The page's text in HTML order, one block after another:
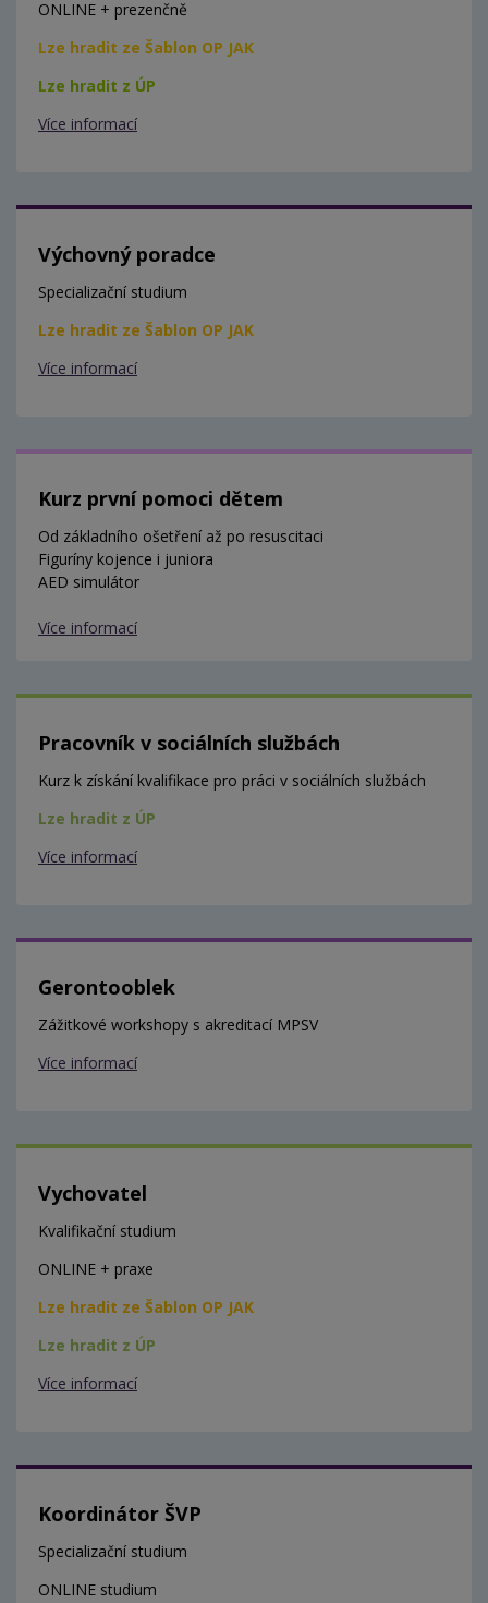
ONLINE + prezenčně
Lze hradit ze Šablon OP JAK
Lze hradit z ÚP
Více informací
Výchovný poradce
Specializační studium
Lze hradit ze Šablon OP JAK
Více informací
Kurz první pomoci dětem
Od základního ošetření až po resuscitaci
Figuríny kojence i juniora
AED simulátor
Více informací
Pracovník v sociálních službách
Kurz k získání kvalifikace pro práci v sociálních službách
Lze hradit z ÚP
Více informací
Gerontooblek
Zážitkové workshopy s akreditací MPSV
Více informací
Vychovatel
Kvalifikační studium
ONLINE + praxe
Lze hradit ze Šablon OP JAK
Lze hradit z ÚP
Více informací
Koordinátor ŠVP
Specializační studium
ONLINE studium